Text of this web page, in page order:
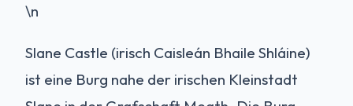
\n
Slane Castle (irisch Caisleán Bhaile Shláine)
ist eine Burg nahe der irischen Kleinstadt